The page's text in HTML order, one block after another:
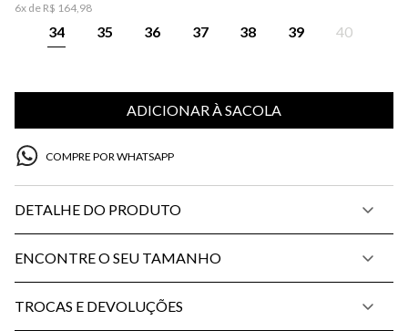
6x de R$ 164,98
34 35 36 37 38 39 40
ADICIONAR À SACOLA
COMPRE POR WHATSAPP
DETALHE DO PRODUTO
ENCONTRE O SEU TAMANHO
TROCAS E DEVOLUÇÕES